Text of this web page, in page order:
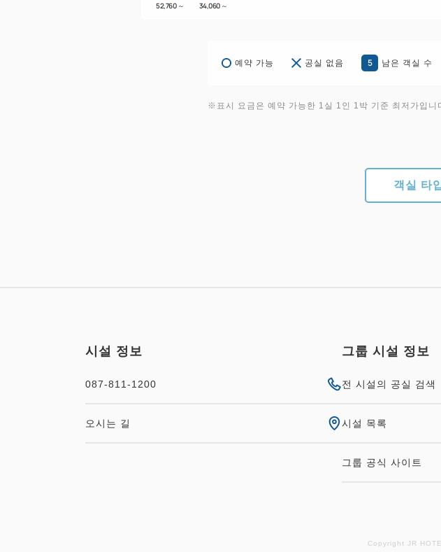
52,760 ～ 34,060 ～
예약 가능 공실 없음 5 남은 객실 수
※표시 요금은 예약 가능한 1실 1인 1박 기준 최저가입
객실 타
시설 정보
087-811-1200
오시는 길
그룹 시설 정보
전 시설의 공실 검색
시설 목록
그룹 공식 사이트
Copyright JR